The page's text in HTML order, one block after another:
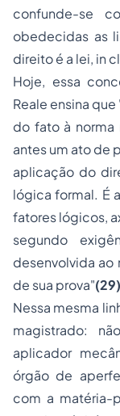
confunde-se
obedecidas as
direito é a lei, in
Hoje, essa
Reale ensina
do fato à norma
antes um ato de
aplicação do
lógica formal. É
fatores lógicos,
segundo
desenvolvida ao
de sua prova"(29)
Nessa mesma
magistrado:
aplicador
órgão de
com a matéria-